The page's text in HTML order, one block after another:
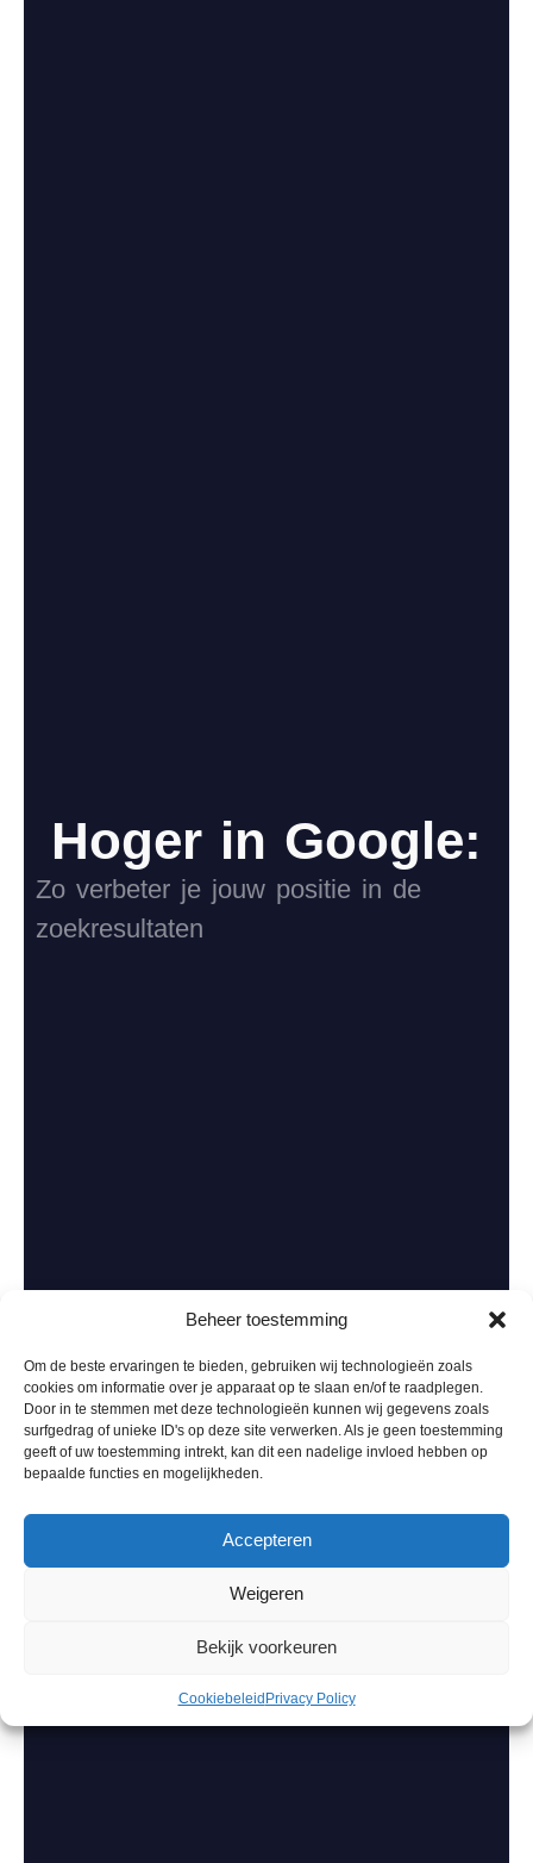
Beheer toestemming
Om de beste ervaringen te bieden, gebruiken wij technologieën zoals
cookies om informatie over je apparaat op te slaan en/of te raadplegen.
Door in te stemmen met deze technologieën kunnen wij gegevens zoals
surfgedrag of unieke ID's op deze site verwerken. Als je geen toestemming
geeft of uw toestemming intrekt, kan dit een nadelige invloed hebben op
bepaalde functies en mogelijkheden.
Accepteren
Weigeren
Bekijk voorkeuren
CookiebeleidPrivacy Policy
Hoger in Google:
Zo verbeter je jouw positie in de
zoekresultaten